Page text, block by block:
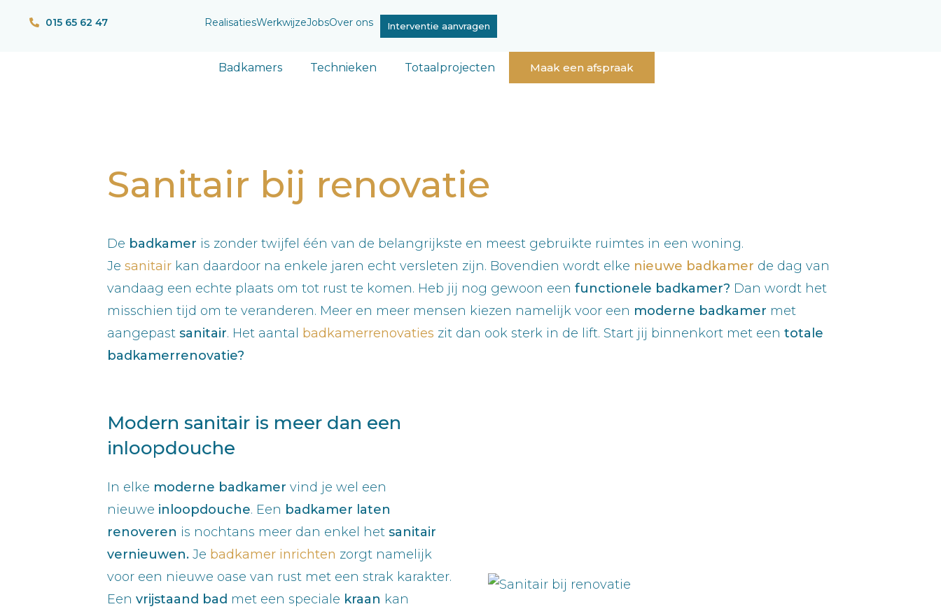
015 65 62 47 RealisatiesWerkwijzeJobsOver ons Interventie aanvragen
Badkamers Technieken Totaalprojecten Maak een afspraak
Sanitair bij renovatie
De badkamer is zonder twijfel één van de belangrijkste en meest gebruikte ruimtes in een woning.
Je sanitair kan daardoor na enkele jaren echt versleten zijn. Bovendien wordt elke nieuwe badkamer de dag van
vandaag een echte plaats om tot rust te komen. Heb jij nog gewoon een functionele badkamer? Dan wordt het
misschien tijd om te veranderen. Meer en meer mensen kiezen namelijk voor een moderne badkamer met
aangepast sanitair. Het aantal badkamerrenovaties zit dan ook sterk in de lift. Start jij binnenkort met een totale
badkamerrenovatie?
Modern sanitair is meer dan een
inloopdouche
In elke moderne badkamer vind je wel een
nieuwe inloopdouche. Een badkamer laten
renoveren is nochtans meer dan enkel het sanitair
vernieuwen. Je badkamer inrichten zorgt namelijk
voor een nieuwe oase van rust met een strak karakter.
Een vrijstaand bad met een speciale kraan kan